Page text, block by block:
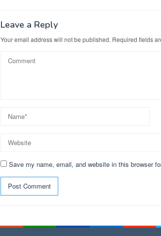
Leave a Reply
Your email address will not be published. Required fields
Save my name, email, and website in this browser